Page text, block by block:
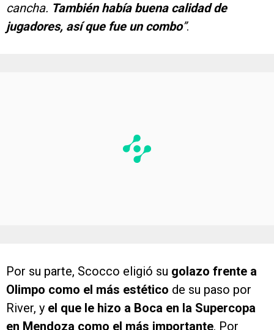
cancha. También había buena calidad de
jugadores, así que fue un combo”.
Por su parte, Scocco eligió su golazo frente a
Olimpo como el más estético de su paso por
River, y el que le hizo a Boca en la Supercopa
en Mendoza como el más importante. Por